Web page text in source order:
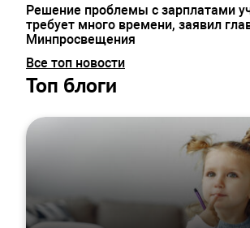
Решение проблемы с зарплатами
требует много времени, заявил
Минпросвещения
Все топ новости
Топ блоги